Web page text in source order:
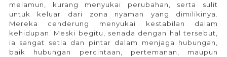
melamun, kurang menyukai perubahan, serta sulit
untuk keluar dari zona nyaman yang dimilikinya.
Mereka cenderung menyukai kestabilan dalam
kehidupan. Meski begitu, senada dengan hal tersebut,
ia sangat setia dan pintar dalam menjaga hubungan,
baik hubungan percintaan, pertemanan, maupun